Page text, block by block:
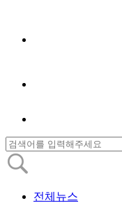
전체뉴스